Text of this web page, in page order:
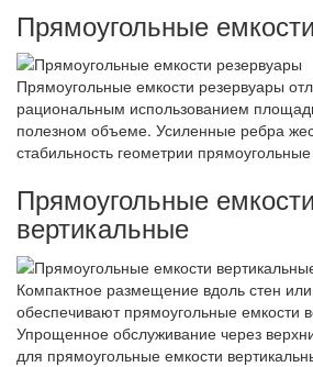
Прямоугольные
Прямоугольные емкости резервуары
рациональным использованием
полезном объеме. Усиленные ребра
стабильность геометрии
Прямоугольные емкости
вертикальные
Компактное размещение вдоль стен
обеспечивают прямоугольные емкости
Упрощенное обслуживание через
для прямоугольные емкости